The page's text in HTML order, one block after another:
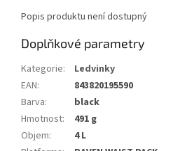
Popis produktu není dostupný
Doplňkové parametry
Kategorie:
Ledvinky
EAN:
843820195590
Barva:
black
Hmotnost:
491 g
Objem:
4 L